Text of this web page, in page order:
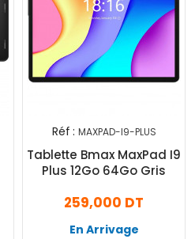
Réf : MAXPAD-I9-PLUS
Tablette Bmax MaxPad I9
Plus 12Go 64Go Gris
259,000 DT
En Arrivage